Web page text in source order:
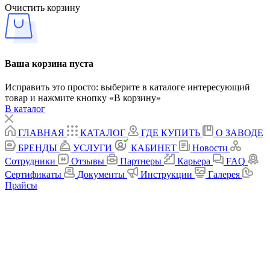
Очистить корзину
Ваша корзина пуста
Исправить это просто: выберите в каталоге интересующий
товар и нажмите кнопку «В корзину»
В каталог
ГЛАВНАЯ КАТАЛОГ ГДЕ КУПИТЬ
О ЗАВОДЕ
БРЕНДЫ
УСЛУГИ КАБИНЕТ
Новости
Сотрудники
Отзывы Партнеры Карьера
FAQ
Сертификаты
Документы Инструкции
Галерея
Прайсы